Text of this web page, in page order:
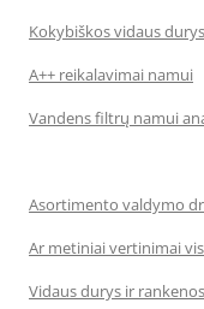
Kokybiškos vidaus
A++ reikalavimai namui
Vandens filtrų namui
Asortimento valdymo
Ar metiniai vertinimai
Vidaus durys ir